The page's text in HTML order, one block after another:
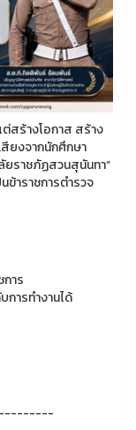
สร้างโอกาส สร้าง
ยงจากนักศึกษา
ยราชภัฏสวนสุนันทา”
าราชการตำรวจ
าร
การทำงานได้